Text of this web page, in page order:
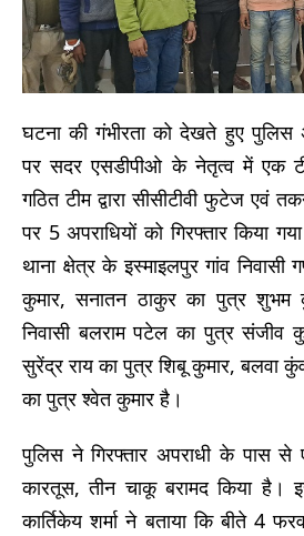
घटना की गंभीरता को देखते हुए पुलिस
पर सदर एसडीपीओ के नेतृत्व में एक
गठित टीम द्वारा सीसीटीवी फुटेज एवं
पर 5 अपराधियों को गिरफ्तार किया
थाना क्षेत्र के इस्माइलपुर गांव
कुमार, सनातन ठाकुर का पुत्र शुभम
निवासी बलराम पटेल का पुत्र संजीव
सुरेंद्र राय का पुत्र शिबू कुमार, बलवा
का पुत्र ‌श्वेत कुमार है।
पुलिस ने गिरफ्तार अपराधी के पास से
कारतूस, तीन चाकू बरामद किया है।
कार्तिकेय शर्मा ने बताया कि बीते 4